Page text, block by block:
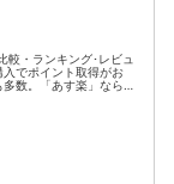
・ランキング･レビュ
でポイント取得がお
数。「あす楽」なら翌